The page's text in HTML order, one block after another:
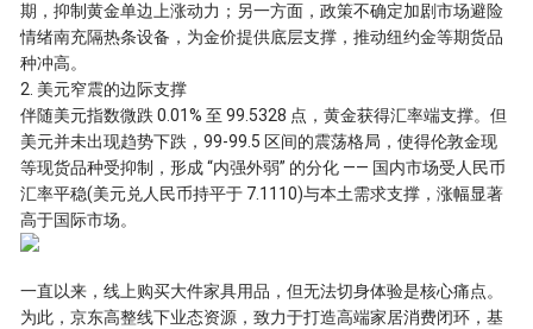
期，抑制黄金单边上涨动力；另一方面，政策不确定加剧市场避险
情绪南充隔热条设备，为金价提供底层支撑，推动纽约金等期货品
种冲高。
2. 美元窄震的边际支撑
伴随美元指数微跌 0.01% 至 99.5328 点，黄金获得汇率端支撑。但
美元并未出现趋势下跌，99-99.5 区间的震荡格局，使得伦敦金现
等现货品种受抑制，形成 “内强外弱” 的分化 —— 国内市场受人民币
汇率平稳(美元兑人民币持平于 7.1110)与本土需求支撑，涨幅显著
高于国际市场。
一直以来，线上购买大件家具用品，但无法切身体验是核心痛点。
为此，京东高整线下业态资源，致力于打造高端家居消费闭环，基